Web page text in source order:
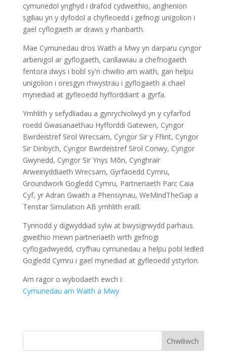
cymunedol ynghyd i drafod cydweithio, anghenion
sgiliau yn y dyfodol a chyfleoedd i gefnogi unigolion i
gael cyflogaeth ar draws y rhanbarth.
Mae Cymunedau dros Waith a Mwy yn darparu cyngor
arbenigol ar gyflogaeth, canllawiau a chefnogaeth
fentora dwys i bobl sy'n chwilio am waith, gan helpu
unigolion i oresgyn rhwystrau i gyflogaeth a chael
mynediad at gyfleoedd hyfforddiant a gyrfa.
Ymhlith y sefydliadau a gynrychiolwyd yn y cyfarfod
roedd Gwasanaethau Hyfforddi Gatewen, Cyngor
Bwrdeistref Sirol Wrecsam, Cyngor Sir y Fflint, Cyngor
Sir Dinbych, Cyngor Bwrdeistref Sirol Conwy, Cyngor
Gwynedd, Cyngor Sir Ynys Môn, Cynghrair
Arweinyddiaeth Wrecsam, Gyrfaoedd Cymru,
Groundwork Gogledd Cymru, Partneriaeth Parc Caia
Cyf, yr Adran Gwaith a Phensiynau, WeMindTheGap a
Tenstar Simulation AB ymhlith eraill.
Tynnodd y digwyddiad sylw at bwysigrwydd parhaus
gweithio mewn partneriaeth wrth gefnogi
cyflogadwyedd, cryfhau cymunedau a helpu pobl ledled
Gogledd Cymru i gael mynediad at gyfleoedd ystyrlon.
Am ragor o wybodaeth ewch i:
Cymunedau am Waith a Mwy
Chwiliwch